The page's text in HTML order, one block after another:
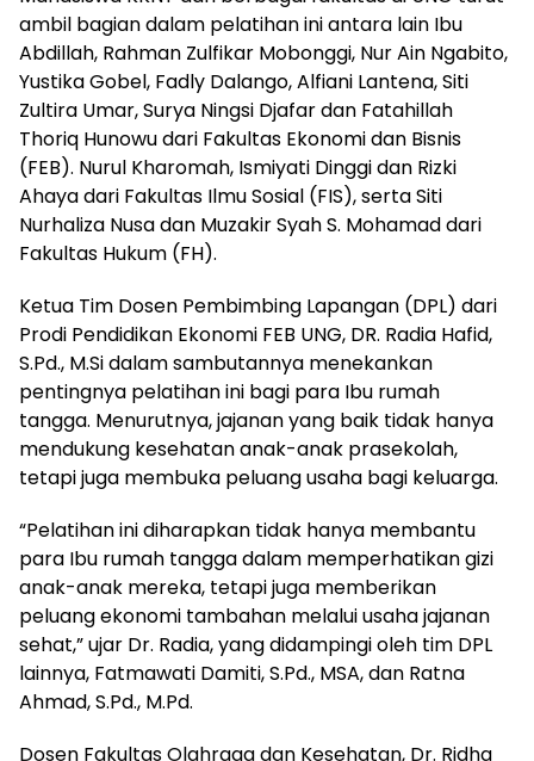
ambil bagian dalam pelatihan ini antara lain Ibu
Abdillah, Rahman Zulfikar Mobonggi, Nur Ain Ngabito,
Yustika Gobel, Fadly Dalango, Alfiani Lantena, Siti
Zultira Umar, Surya Ningsi Djafar dan Fatahillah
Thoriq Hunowu dari Fakultas Ekonomi dan Bisnis
(FEB). Nurul Kharomah, Ismiyati Dinggi dan Rizki
Ahaya dari Fakultas Ilmu Sosial (FIS), serta Siti
Nurhaliza Nusa dan Muzakir Syah S. Mohamad dari
Fakultas Hukum (FH).
Ketua Tim Dosen Pembimbing Lapangan (DPL) dari
Prodi Pendidikan Ekonomi FEB UNG, DR. Radia Hafid,
S.Pd., M.Si dalam sambutannya menekankan
pentingnya pelatihan ini bagi para Ibu rumah
tangga. Menurutnya, jajanan yang baik tidak hanya
mendukung kesehatan anak-anak prasekolah,
tetapi juga membuka peluang usaha bagi keluarga.
“Pelatihan ini diharapkan tidak hanya membantu
para Ibu rumah tangga dalam memperhatikan gizi
anak-anak mereka, tetapi juga memberikan
peluang ekonomi tambahan melalui usaha jajanan
sehat,” ujar Dr. Radia, yang didampingi oleh tim DPL
lainnya, Fatmawati Damiti, S.Pd., MSA, dan Ratna
Ahmad, S.Pd., M.Pd.
Dosen Fakultas Olahraga dan Kesehatan, Dr. Ridha